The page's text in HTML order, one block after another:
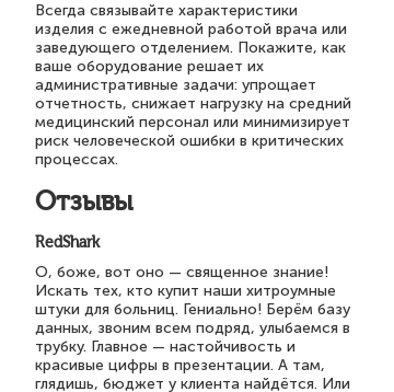
Всегда связывайте характеристики
изделия с ежедневной работой врача или
заведующего отделением. Покажите, как
ваше оборудование решает их
административные задачи: упрощает
отчетность, снижает нагрузку на средний
медицинский персонал или минимизирует
риск человеческой ошибки в критических
процессах.
Отзывы
RedShark
О, боже, вот оно — священное знание!
Искать тех, кто купит наши хитроумные
штуки для больниц. Гениально! Берём базу
данных, звоним всем подряд, улыбаемся в
трубку. Главное — настойчивость и
красивые цифры в презентации. А там,
глядишь, бюджет у клиента найдётся. Или